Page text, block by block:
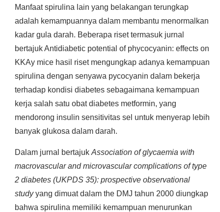
Manfaat spirulina lain yang belakangan terungkap
adalah kemampuannya dalam membantu menormalkan
kadar gula darah. Beberapa riset termasuk jurnal
bertajuk Antidiabetic potential of phycocyanin: effects on
KKAy mice hasil riset mengungkap adanya kemampuan
spirulina dengan senyawa pycocyanin dalam bekerja
terhadap kondisi diabetes sebagaimana kemampuan
kerja salah satu obat diabetes metformin, yang
mendorong insulin sensitivitas sel untuk menyerap lebih
banyak glukosa dalam darah.
Dalam jurnal bertajuk Association of glycaemia with
macrovascular and microvascular complications of type
2 diabetes (UKPDS 35): prospective observational
studyyang dimuat dalam the DMJ tahun 2000 diungkap
bahwa spirulina memiliki kemampuan menurunkan